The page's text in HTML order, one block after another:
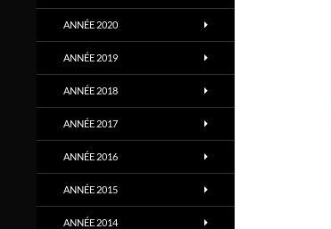
ANNÉE 2020
ANNÉE 2019
ANNÉE 2018
ANNÉE 2017
ANNÉE 2016
ANNÉE 2015
ANNÉE 2014